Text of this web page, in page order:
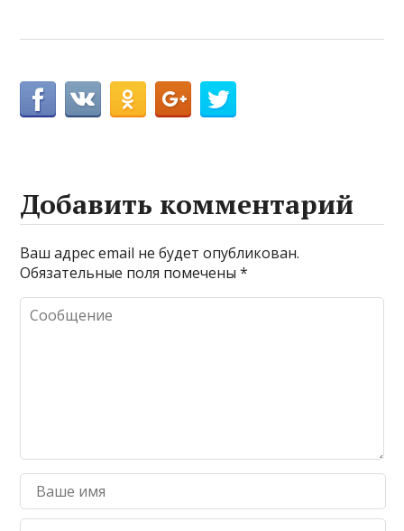
Добавить комментарий
Ваш адрес email не будет опубликован.
Обязательные поля помечены*